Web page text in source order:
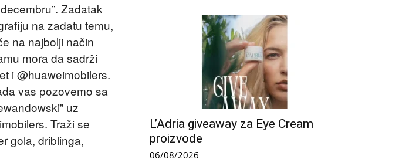
Zadatak
na zadatu temu,
na najbolji način
mora da sadrži
i @huaweimobilers.
vas pozovemo sa
uz
Traži se
gola, driblinga,
L’Adria giveaway za Eye Cream
proizvode
06/08/2026